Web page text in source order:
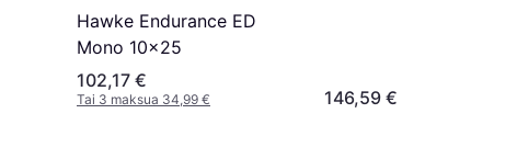
Hawke Endurance ED
Mono 10x25
102,17 €
Tai 3 maksua 34,99 € 146,59 €